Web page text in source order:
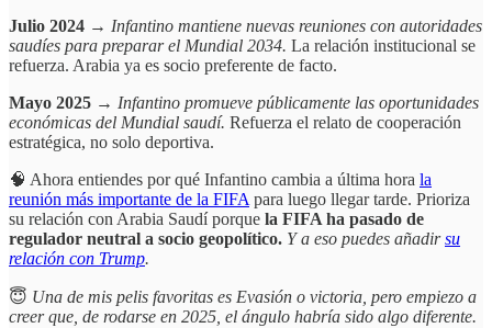
Julio 2024 → Infantino mantiene nuevas reuniones con autoridades
saudíes para preparar el Mundial 2034. La relación institucional se
refuerza. Arabia ya es socio preferente de facto.
Mayo 2025 → Infantino promueve públicamente las oportunidades
económicas del Mundial saudí. Refuerza el relato de cooperación
estratégica, no solo deportiva.
🧠 Ahora entiendes por qué Infantino cambia a última hora la
reunión más importante de la FIFA para luego llegar tarde. Prioriza
su relación con Arabia Saudí porque la FIFA ha pasado de
regulador neutral a socio geopolítico. Y a eso puedes añadirsu
relación con Trump.
😇 Una de mis pelis favoritas es Evasión o victoria, pero empiezo a
creer que, de rodarse en 2025, el ángulo habría sido algo diferente.